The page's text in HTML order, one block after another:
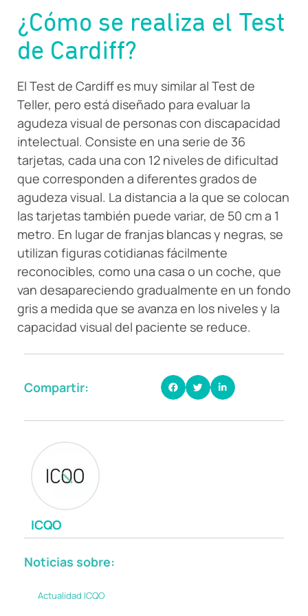
¿Cómo se realiza el Test
de Cardiff?
El Test de Cardiff es muy similar al Test de
Teller, pero está diseñado para evaluar la
agudeza visual de personas con discapacidad
intelectual. Consiste en una serie de 36
tarjetas, cada una con 12 niveles de dificultad
que corresponden a diferentes grados de
agudeza visual. La distancia a la que se colocan
las tarjetas también puede variar, de 50 cm a 1
metro. En lugar de franjas blancas y negras, se
utilizan figuras cotidianas fácilmente
reconocibles, como una casa o un coche, que
van desapareciendo gradualmente en un fondo
gris a medida que se avanza en los niveles y la
capacidad visual del paciente se reduce.
Compartir:
ICQO
Noticias sobre:
Actualidad ICQO